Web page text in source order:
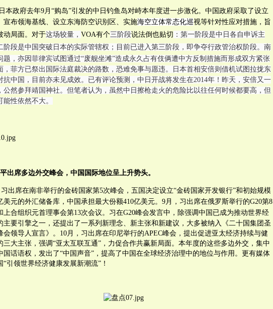
本政府去年9月“购岛”引发的中日钓鱼岛对峙本年度进一步激化。中国政府采取了设立
宣布领海基线、设立东海防空识别区、实施海空立体常态化巡视等针对性应对措施，旨
动局面。对于这场较量， VOA有个三阶段说法倒也贴切 ： 第一阶段是中日各自申诉主
阶段是中国突破日本的实际管辖权；目前已进入第三阶段，即争夺行政管治权阶段。南
题，亦因菲律宾试图通过“废舰坐滩”造成永久占有伎俩遭中方反制措施而形成双方紧张
，菲方已祭出国际法庭裁决的路数，恐难免事与愿违。日本首相安倍则借机试图拉拢东
抗中国，目前亦未见成效。已有评论预测，中日开战将发生在2014年！昨天，安倍又一
公然参拜靖国神社。但笔者认为，虽然中日擦枪走火的危险比以往任何时候都要高，但
能性依然不大。
出席多边外交峰会， 中国国际地位呈上升势头。
习 出席在南非举行的金砖国家第5次峰会，五国决定设立“金砖国家开发银行”和初始规模
美元的外汇储备库，中国承担最大份额410亿美元。9月，习出席在俄罗斯举行的G20第8
上合组织元首理事会第13次会议。 习 在G20峰会发言中，除强调中国已成为推动世界经
主要引擎之一，还提出了一系列新理念、新主张和新建议，大多被纳入《二十国集团圣
会领导人宣言》。10月，习出席在印尼举行的APEC峰会，提出促进亚太经济持续与健
三大主张，强调“亚太互联互通”，力促合作共赢新局面。本年度的这些多边外交，集中
国话语权，发出了“中国声音”，提高了中国在全球经济治理中的地位与作用。更有媒体
“引领世界经济健康发展新潮流”！